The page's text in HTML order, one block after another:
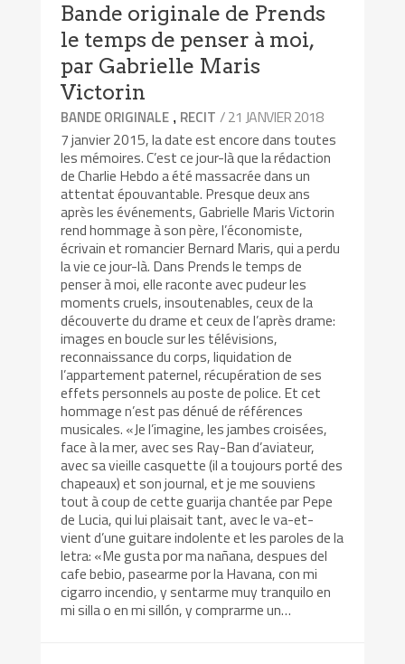
Bande originale de Prends
le temps de penser à moi,
par Gabrielle Maris
Victorin
BANDE ORIGINALE , RECIT / 21 JANVIER 2018
7 janvier 2015, la date est encore dans toutes
les mémoires. C’est ce jour-là que la rédaction
de Charlie Hebdo a été massacrée dans un
attentat épouvantable. Presque deux ans
après les événements, Gabrielle Maris Victorin
rend hommage à son père, l’économiste,
écrivain et romancier Bernard Maris, qui a perdu
la vie ce jour-là. Dans Prends le temps de
penser à moi, elle raconte avec pudeur les
moments cruels, insoutenables, ceux de la
découverte du drame et ceux de l’après drame:
images en boucle sur les télévisions,
reconnaissance du corps, liquidation de
l’appartement paternel, récupération de ses
effets personnels au poste de police. Et cet
hommage n’est pas dénué de références
musicales. «Je l’imagine, les jambes croisées,
face à la mer, avec ses Ray-Ban d’aviateur,
avec sa vieille casquette (il a toujours porté des
chapeaux) et son journal, et je me souviens
tout à coup de cette guarija chantée par Pepe
de Lucia, qui lui plaisait tant, avec le va-et-
vient d’une guitare indolente et les paroles de la
letra: «Me gusta por ma nañana, despues del
cafe bebio, pasearme por la Havana, con mi
cigarro incendio, y sentarme muy tranquilo en
mi silla o en mi sillón, y comprarme un…